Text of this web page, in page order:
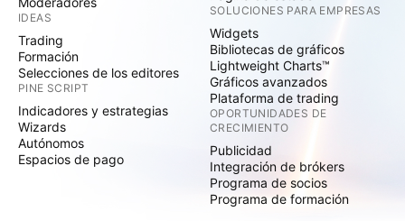
IDEAS
Trading
Formación
Selecciones de los editores
PINE SCRIPT
Indicadores y estrategias
Wizards
Autónomos
Espacios de pago
SOLUCIONES PARA EMPRESAS
Widgets
Bibliotecas de gráficos
Lightweight Charts™
Gráficos avanzados
Plataforma de trading
OPORTUNIDADES DE
CRECIMIENTO
Publicidad
Integración de brókers
Programa de socios
Programa de formación